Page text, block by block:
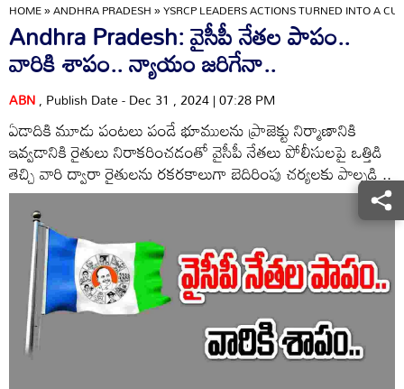
HOME»ANDHRA PRADESH»YSRCP LEADERS ACTIONS TURNED INTO A
Andhra Pradesh: వైసీపీ నేతల పాపం..
వారికి శాపం.. న్యాయం జరిగేనా..
ABN, Publish Date - Dec 31 , 2024 | 07:28 PM
ఏడాదికి మూడు పంటలు పండే భూములను ప్రాజెక్టు నిర్మాణానికి
ఇవ్వడానికి రైతులు నిరాకరించడంతో వైసీపీ నేతలు పోలీసులపై ఒత్తిడి
తెచ్చి వారి ద్వారా రైతులను రకరకాలుగా బెదిరింపు చర్యలకు పాల్పడి ..